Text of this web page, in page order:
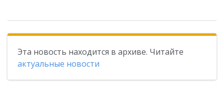
Эта новость находится в архиве. Читайте
актуальные новости